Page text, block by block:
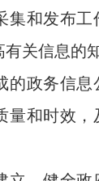
集和发布
关信息的
政务信息
量和时效